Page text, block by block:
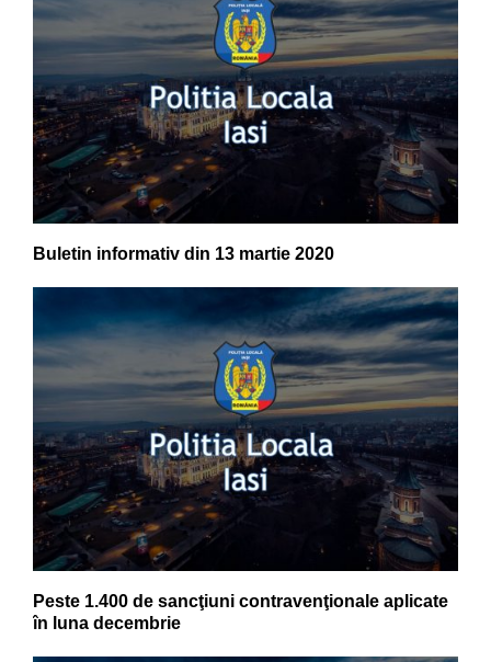
Buletin informativ din 13 martie 2020
Peste 1.400 de sancţiuni contravenţionale aplicate
în luna decembrie